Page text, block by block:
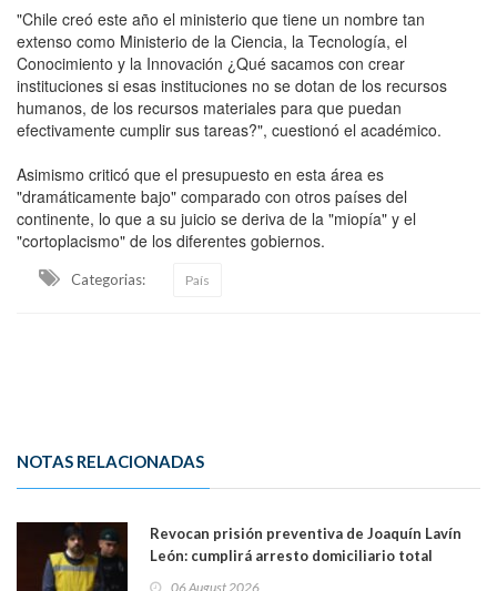
"Chile creó este año el ministerio que tiene un nombre tan
extenso como Ministerio de la Ciencia, la Tecnología, el
Conocimiento y la Innovación ¿Qué sacamos con crear
instituciones si esas instituciones no se dotan de los recursos
humanos, de los recursos materiales para que puedan
efectivamente cumplir sus tareas?", cuestionó el académico.
Asimismo criticó que el presupuesto en esta área es
"dramáticamente bajo" comparado con otros países del
continente, lo que a su juicio se deriva de la "miopía" y el
"cortoplacismo" de los diferentes gobiernos.
Categorias: País
NOTAS RELACIONADAS
Revocan prisión preventiva de Joaquín Lavín
León: cumplirá arresto domiciliario total
06 August 2026